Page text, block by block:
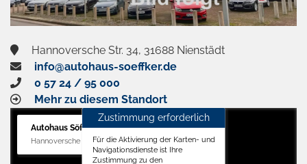
Hannoversche Str. 34, 31688 Nienstädt
info@autohaus-soeffker.de
0 57 24 / 95 000
Mehr zu diesem Standort
Autohaus Söffker GmbH
Hannoversche Str. 34, 31688 Nienstädt
Zustimmung erforderlich
Für die Aktivierung der Karten- und
Navigationsdienste ist Ihre
Zustimmung zu den